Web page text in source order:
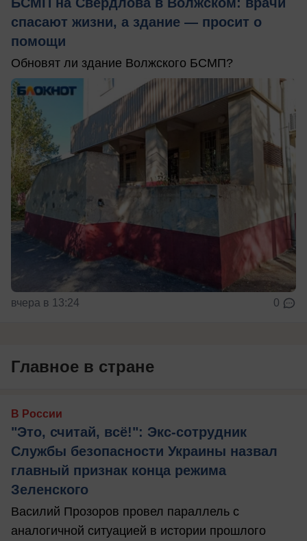
спасают жизни, а здание — просит о
помощи
Обновят ли здание Волжского БСМП?
вчера в 13:24 0
Главное в стране
В России
"Это, считай, всё!": Экс-сотрудник
Службы безопасности Украины назвал
главный признак конца режима
Зеленского
Василий Прозоров провел параллель с
аналогичной ситуацией в истории прошлого